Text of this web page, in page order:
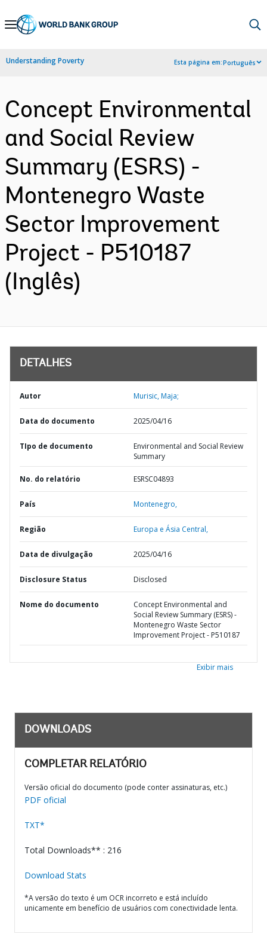
Skip
Navigation
Understanding Poverty Esta página em:Português
Concept Environmental
and Social Review
Summary (ESRS) -
Montenegro Waste
Sector Improvement
Project - P510187
(Inglês)
DETALHES
Autor Murisic, Maja;
Data do documento 2025/04/16
TIpo de documento
Environmental and Social Review
Summary
No. do relatório ESRSC04893
País Montenegro,
Região Europa e Ásia Central,
Data de divulgação 2025/04/16
Disclosure Status Disclosed
Nome do documento
Concept Environmental and
Social Review Summary (ESRS) -
Montenegro Waste Sector
Improvement Project - P510187
Exibir mais
DOWNLOADS
COMPLETAR RELATÓRIO
Versão oficial do documento (pode conter assinaturas, etc.)
PDF oficial
TXT*
Total Downloads** : 216
Download Stats
*A versão do texto é um OCR incorreto e está incluído
unicamente em benefício de usuários com conectividade lenta.